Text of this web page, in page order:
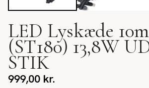
LED Lyskæde
(ST180) 13,8W
STIK
999,00 kr.